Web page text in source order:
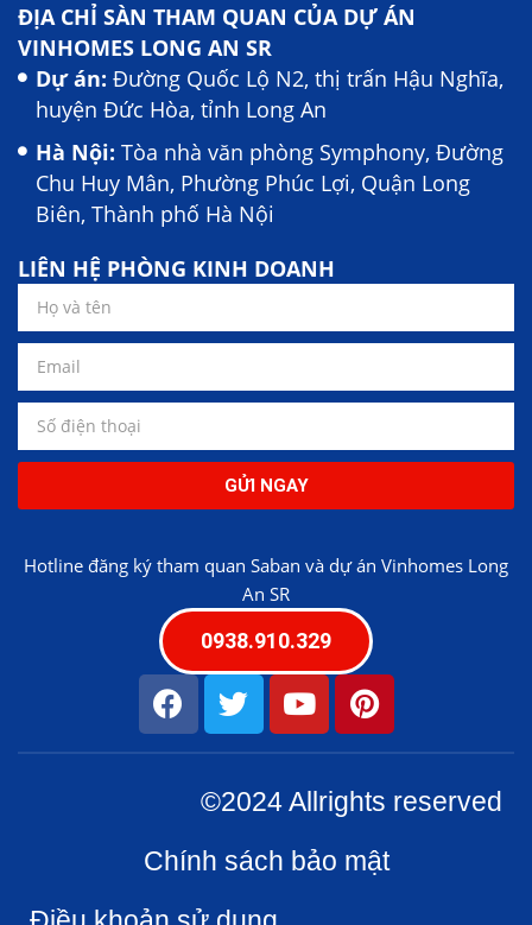
ĐỊA CHỈ SÀN THAM QUAN CỦA DỰ ÁN
VINHOMES LONG AN SR
Dự án: Đường Quốc Lộ N2, thị trấn Hậu Nghĩa,
huyện Đức Hòa, tỉnh Long An
Hà Nội: Tòa nhà văn phòng Symphony, Đường
Chu Huy Mân, Phường Phúc Lợi, Quận Long
Biên, Thành phố Hà Nội
LIÊN HỆ PHÒNG KINH DOANH
GỬI NGAY
Hotline đăng ký tham quan Saban và dự án Vinhomes Long
An SR
0938.910.329
©2024 Allrights reserved
Chính sách bảo mật